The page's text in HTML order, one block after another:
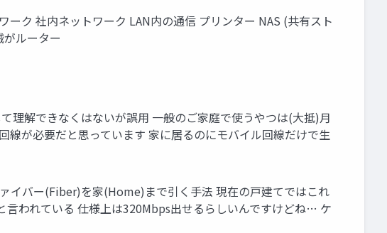
ク 社内ネットワーク LAN内の通信 プリンター NAS (共有スト
ルーター
理解できなくはないが誤用 一般のご家庭で使うやつは(大抵)月
が必要だと思っています 家に居るのにモバイル回線だけで生
イバー(Fiber)を家(Home)まで引く手法 現在の戸建てではこれ
われている 仕様上は320Mbps出せるらしいんですけどね… ケ